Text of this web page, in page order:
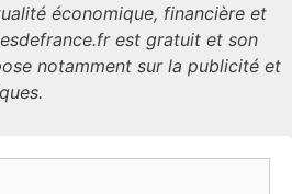
économique, financière et
est gratuit et son
notamment sur la publicité et